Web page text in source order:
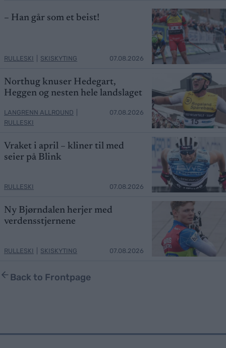
– Han går som et beist!
RULLESKI SKISKYTING 07.08.2026
Northug knuser Hedegart,
Heggen og nesten hele landslaget
LANGRENN ALLROUND
RULLESKI
07.08.2026
Vraket i april – kliner til med
seier på Blink
RULLESKI 07.08.2026
Ny Bjørndalen herjer med
verdensstjernene
RULLESKI SKISKYTING 07.08.2026
Back to Frontpage